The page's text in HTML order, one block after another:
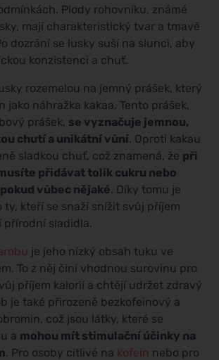
Plody rohovníku, známé
mají charakteristický tvar a tmavě
dozrání se lusky suší na slunci, aby
konzistenci a chuť.
rozemelou na jemný prášek, který
jako náhražka kakaa. Tento prášek,
prášek, se vyznačuje jemnou,
chutí a unikátní vůní. Oproti kakau
sladkou chuť, což znamená, že při
přidávat tolik cukru nebo
vůbec nějaké. Díky tomu je
ty, kteří se snaží snížit svůj příjem
přírodní sladidla.
je jeho nízký obsah tuku ve
To z něj činí vhodnou surovinu pro
příjem kalorií a chtějí udržet zdravý
je také přirozeně bezkofeinový a
což jsou látky, které se
a mohou mít stimulační účinky na
. Pro osoby citlivé na kofein nebo pro